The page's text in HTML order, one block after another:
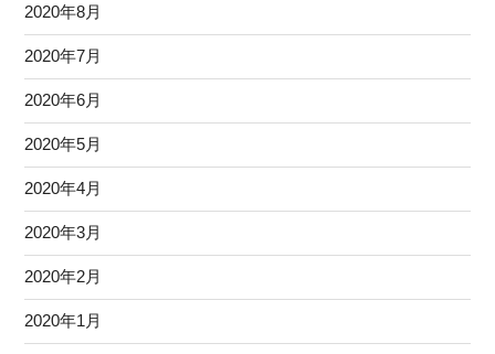
2020年8月
2020年7月
2020年6月
2020年5月
2020年4月
2020年3月
2020年2月
2020年1月